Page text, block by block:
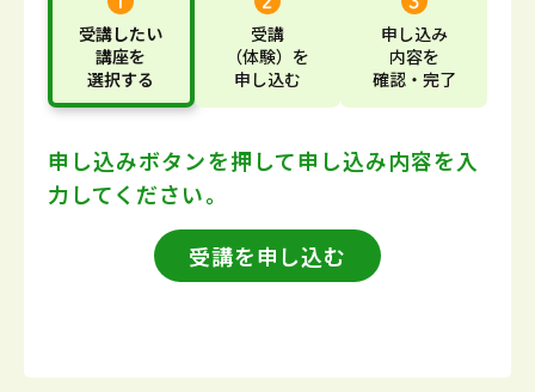
受講したい
講座を
選択する
受講
（体験） を
申し込む
申し込み
内容を
確認・完了
申し込みボタンを押して申し込み内容を入
力してください。
受講を申し込む